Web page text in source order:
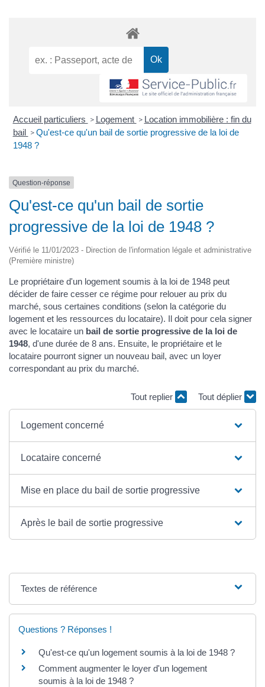
Accueil particuliers > Logement > Location immobilière : fin du
bail > Qu'est-ce qu'un bail de sortie progressive de la loi de
1948 ?
Question-réponse
Qu'est-ce qu'un bail de sortie
progressive de la loi de 1948 ?
Vérifié le 11/01/2023 - Direction de l'information légale et administrative
(Première ministre)
Le propriétaire d'un logement soumis à la loi de 1948 peut
décider de faire cesser ce régime pour relouer au prix du
marché, sous certaines conditions (selon la catégorie du
logement et les ressources du locataire). Il doit pour cela signer
avec le locataire un bail de sortie progressive de la loi de
1948, d'une durée de 8 ans. Ensuite, le propriétaire et le
locataire pourront signer un nouveau bail, avec un loyer
correspondant au prix du marché.
Tout replier Tout déplier
Logement concerné
Locataire concerné
Mise en place du bail de sortie progressive
Après le bail de sortie progressive
Textes de référence
Questions ? Réponses !
Qu'est-ce qu'un logement soumis à la loi de 1948 ?
Comment augmenter le loyer d'un logement
soumis à la loi de 1948 ?